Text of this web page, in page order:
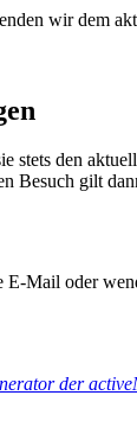
wir dem
stets den
Besuch gilt
Mail oder
der